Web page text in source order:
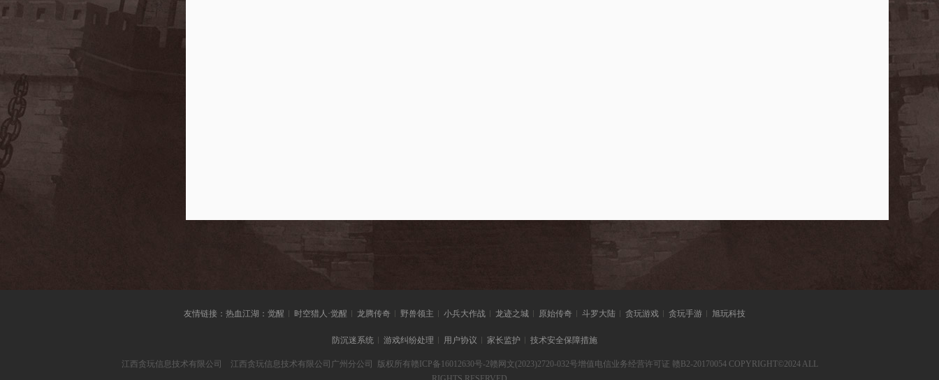
友情链接： 热血江湖：觉醒 时空猎人·觉醒 龙腾传奇 野兽领主 小兵大作战 龙迹之城 原始传奇 斗罗大陆 贪玩游戏 贪玩手游 旭玩科技
防沉迷系统 游戏纠纷处理 用户协议 家长监护 技术安全保障措施
江西贪玩信息技术有限公司 江西贪玩信息技术有限公司广州分公司 版权所有赣ICP备16012630号-2赣网文(2023)2720-032号增值电信业务经营许可证 赣B2-20170054 COPYRIGHT©2024 ALL